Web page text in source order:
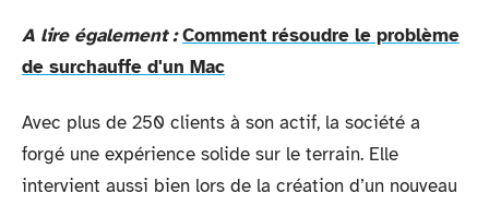
A lire également : Comment résoudre le problème
de surchauffe d'un Mac
Avec plus de 250 clients à son actif, la société a
forgé une expérience solide sur le terrain. Elle
intervient aussi bien lors de la création d’un nouveau